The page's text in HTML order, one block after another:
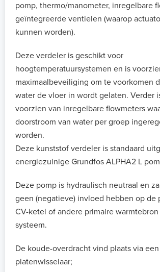
pomp, thermo/manometer, inregelbare
geïntegreerde ventielen (waarop
kunnen worden).
Deze verdeler is geschikt voor
hoogtemperatuursystemen en is
maximaalbeveiliging om te voorkomen
water de vloer in wordt gelaten. Verder
voorzien van inregelbare flowmeters
doorstroom van water per groep
worden.
Deze kunststof verdeler is standaard
energiezuinige Grundfos ALPHA2 L
Deze pomp is hydraulisch neutraal en
geen (negatieve) invloed hebben op de
CV-ketel of andere primaire
systeem.
De koude-overdracht vind plaats via een
platenwisselaar;